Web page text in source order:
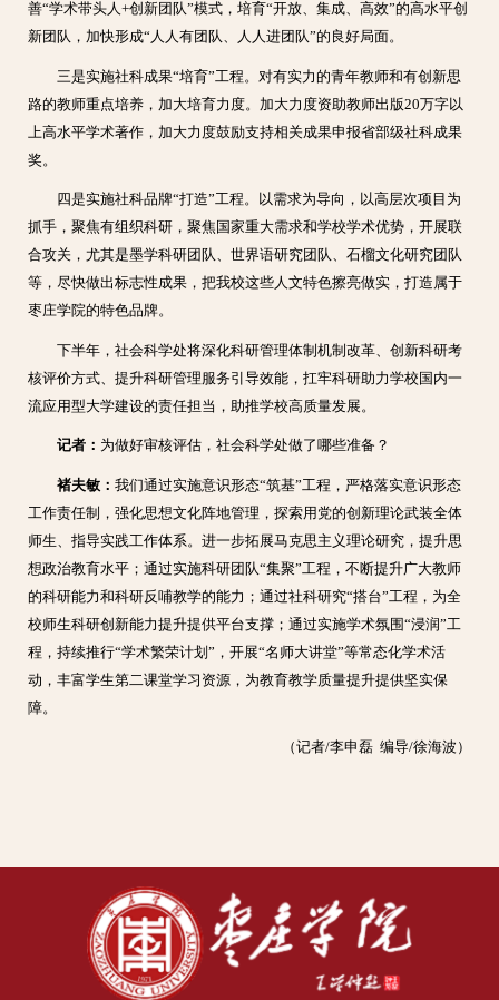
善“学术带头人+创新团队”模式，培育“开放、集成、高效”的高水平创
新团队，加快形成“人人有团队、人人进团队”的良好局面。
三是实施社科成果“培育”工程。对有实力的青年教师和有创新思
路的教师重点培养，加大培育力度。加大力度资助教师出版20万字以
上高水平学术著作，加大力度鼓励支持相关成果申报省部级社科成果
奖。
四是实施社科品牌“打造”工程。以需求为导向，以高层次项目为
抓手，聚焦有组织科研，聚焦国家重大需求和学校学术优势，开展联
合攻关，尤其是墨学科研团队、世界语研究团队、石榴文化研究团队
等，尽快做出标志性成果，把我校这些人文特色擦亮做实，打造属于
枣庄学院的特色品牌。
下半年，社会科学处将深化科研管理体制机制改革、创新科研考
核评价方式、提升科研管理服务引导效能，扛牢科研助力学校国内一
流应用型大学建设的责任担当，助推学校高质量发展。
记者： 为做好审核评估，社会科学处做了哪些准备？
褚夫敏： 我们通过实施意识形态“筑基”工程，严格落实意识形态
工作责任制，强化思想文化阵地管理，探索用党的创新理论武装全体
师生、指导实践工作体系。进一步拓展马克思主义理论研究，提升思
想政治教育水平；通过实施科研团队“集聚”工程，不断提升广大教师
的科研能力和科研反哺教学的能力；通过社科研究“搭台”工程，为全
校师生科研创新能力提升提供平台支撑；通过实施学术氛围“浸润”工
程，持续推行“学术繁荣计划”，开展“名师大讲堂”等常态化学术活
动，丰富学生第二课堂学习资源，为教育教学质量提升提供坚实保
障。
（记者/李申磊 编导/徐海波）